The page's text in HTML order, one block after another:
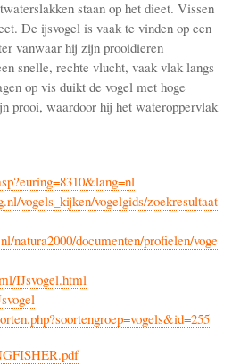
staan op het dieet. Vissen
De ijsvogel is vaak te vinden op een
vanwaar hij zijn prooidieren
snelle, rechte vlucht, vaak vlak langs
op vis duikt de vogel met hoge
prooi, waardoor hij het wateroppervlak
vogels_kijken/vogelgids/zoekresultaat
natura2000/documenten/profielen/voge
IJsvogel.html